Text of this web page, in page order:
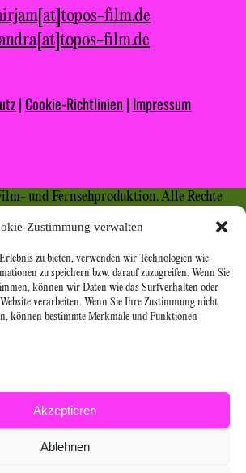
Zustimmung verwalten
zu bieten, verwenden wir Technologien wie
zu speichern bzw. darauf zuzugreifen. Wenn Sie
können wir Daten wie das Surfverhalten oder
verarbeiten. Wenn Sie Ihre Zustimmung nicht
können bestimmte Merkmale und Funktionen
Akzeptieren
Ablehnen
film.de
film.de
|Cookie-Richtlinien | Impressum
und Fernsehproduktion. Alle Rechte